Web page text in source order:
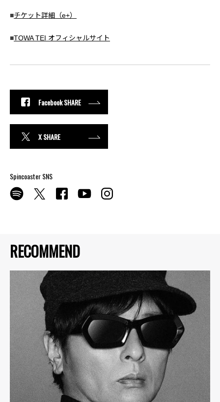
RECOMMEND
■チケット詳細（e+）
■TOWA TEI オフィシャルサイト
Facebook SHARE
X SHARE
Spincoaster SNS